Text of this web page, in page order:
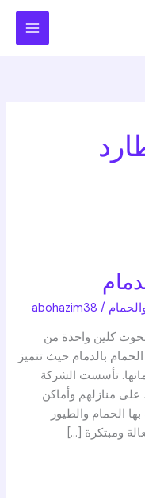
/
abohazim38
كلين واحدة من
بالدمام حيث تتميز
تأسست الشركة
على منازلهم وأماكن
الحمام والطيور
ومبتكرة […]